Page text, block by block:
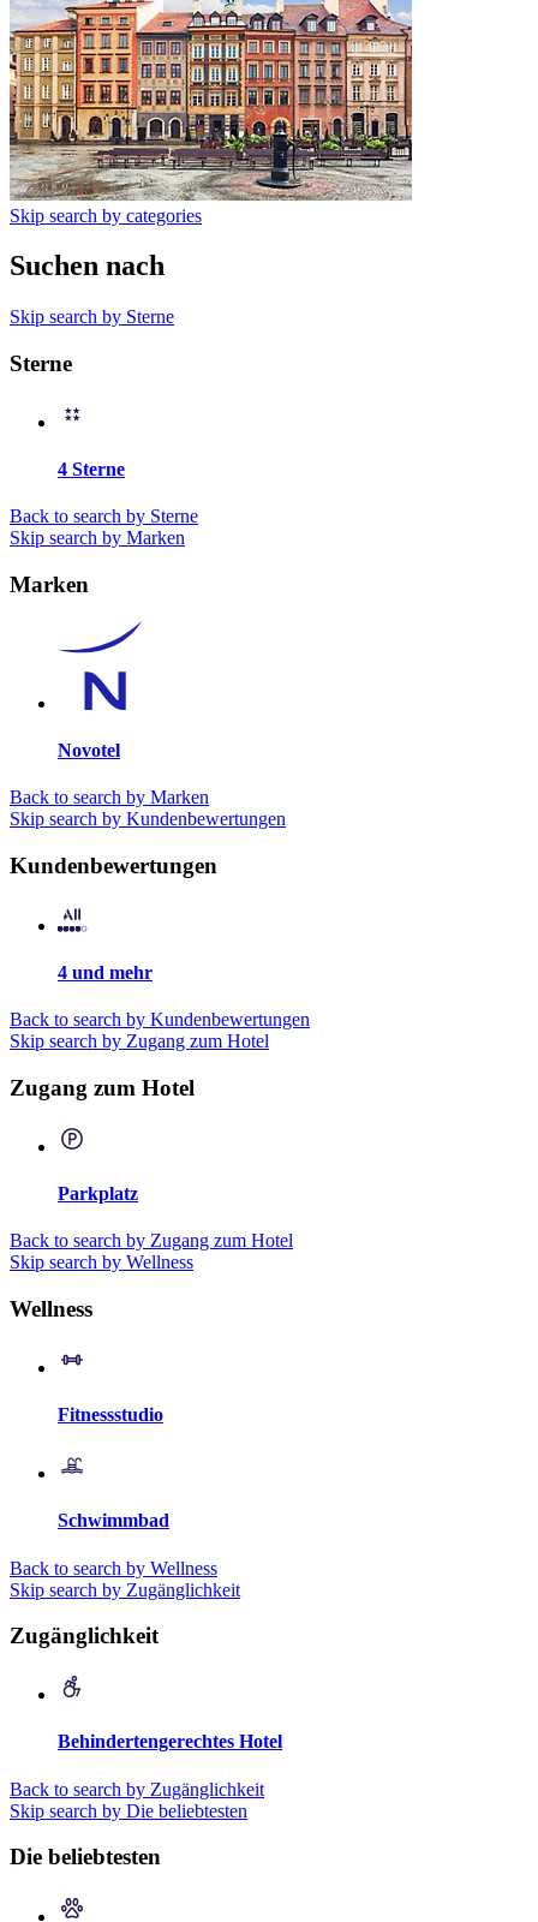
Skip search by categories
Suchen nach
Skip search by Sterne
Sterne
4 Sterne
Back to search by Sterne
Skip search by Marken
Marken
Novotel
Back to search by Marken
Skip search by Kundenbewertungen
Kundenbewertungen
4 und mehr
Back to search by Kundenbewertungen
Skip search by Zugang zum Hotel
Zugang zum Hotel
Parkplatz
Back to search by Zugang zum Hotel
Skip search by Wellness
Wellness
Fitnessstudio
Schwimmbad
Back to search by Wellness
Skip search by Zugänglichkeit
Zugänglichkeit
Behindertengerechtes Hotel
Back to search by Zugänglichkeit
Skip search by Die beliebtesten
Die beliebtesten